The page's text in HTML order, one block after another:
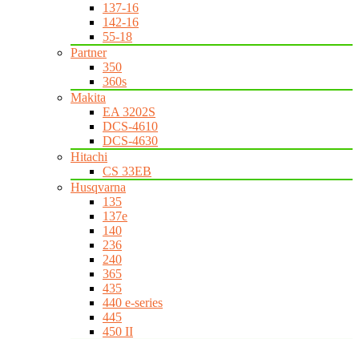
137-16
142-16
55-18
Partner
350
360s
Makita
EA 3202S
DCS-4610
DCS-4630
Hitachi
CS 33EB
Husqvarna
135
137e
140
236
240
365
435
440 e-series
445
450 II